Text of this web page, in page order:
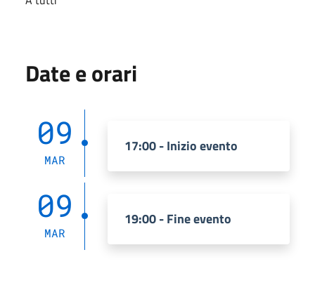
Date e orari
09
MAR
17:00 - Inizio evento
09
MAR
19:00 - Fine evento